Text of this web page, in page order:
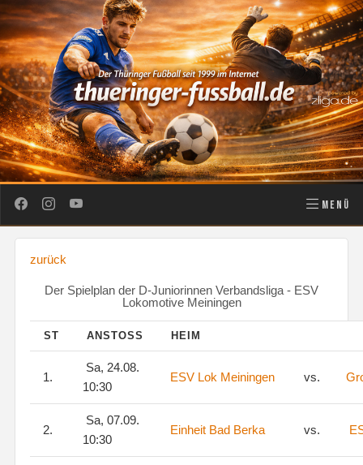
MENÜ
zurück
Der Spielplan der D-Juniorinnen Verbandsliga - ESV
Lokomotive Meiningen
ST ANSTOSS HEIM
1.
Sa, 24.08.
10:30
ESV Lok Meiningen vs.
2.
Sa, 07.09.
10:30
Einheit Bad Berka vs.